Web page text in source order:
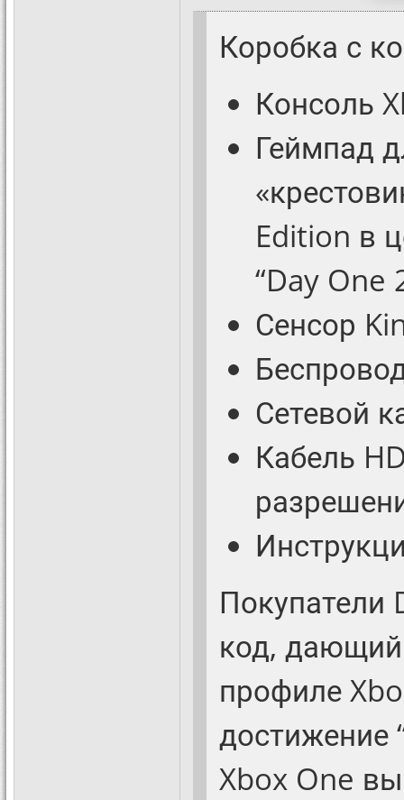
Коробка с
Консоль
Геймпад
Edition в
“Day One
Сенсор
Сетевой
Кабель
Покупатели
код, дающий
профиле
достижение
Xbox One